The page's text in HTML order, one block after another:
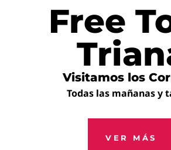
Free
Visitamos los
Todas las mañanas y
VER MÁS